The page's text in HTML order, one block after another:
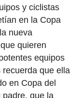
y ciclistas
en la Copa
nueva
quieren
equipos
que ella
en Copa del
que la